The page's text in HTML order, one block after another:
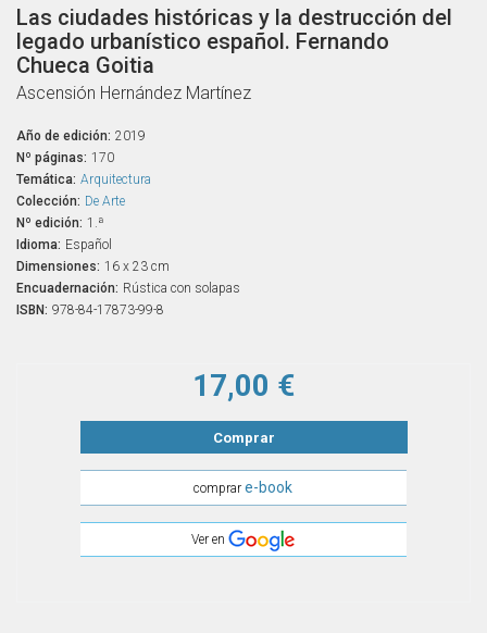
Las ciudades históricas y la destrucción del
legado urbanístico español. Fernando
Chueca Goitia
Ascensión Hernández Martínez
Año de edición: 2019
Nº páginas: 170
Temática: Arquitectura
Colección: De Arte
Nº edición: 1.ª
Idioma: Español
Dimensiones: 16 x 23 cm
Encuadernación: Rústica con solapas
ISBN: 978-84-17873-99-8
17,00 €
Comprar
comprare-book
Ver en